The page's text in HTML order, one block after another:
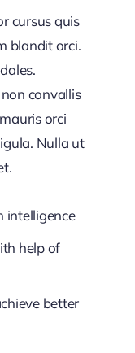
cursus quis
blandit orci.
non convallis
orci
Nulla ut
intelligence
help of
better